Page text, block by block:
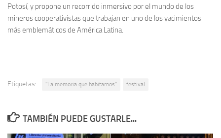
Potosí, y propone un recorrido inmersivo por el mundo de los
mineros cooperativistas que trabajan en uno de los yacimientos
más emblemáticos de América Latina.
Etiquetas: "La memoria que habitamos" festival
TAMBIÉN PUEDE GUSTARLE...